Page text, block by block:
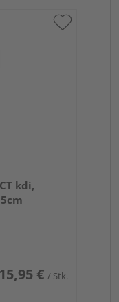
kdi,
15,95 € / Stk.